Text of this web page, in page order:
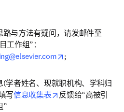
路与方法有疑问，请发邮件至
工作组”：
opens in new tab/
;
(学者姓名、现就职机构、学科归
写信息收集表 opens in new tab/
反馈给“高被引
”